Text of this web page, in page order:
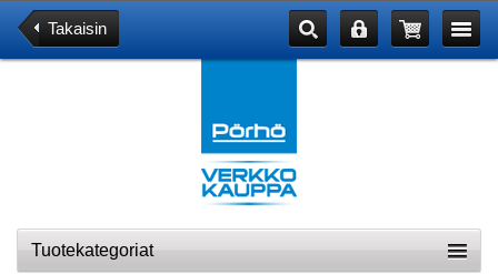
Takaisin
Tuotekategoriat